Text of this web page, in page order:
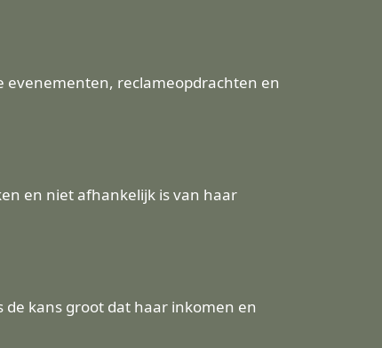
evenementen, reclameopdrachten en
en niet afhankelijk is van haar
de kans groot dat haar inkomen en